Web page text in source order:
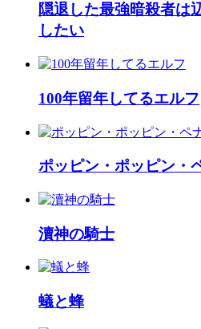
隠退した最強暗殺者は
したい
100年留年してるエルフ
ポッピン・ポッピン・
瀆神の騎士
蟻と蜂